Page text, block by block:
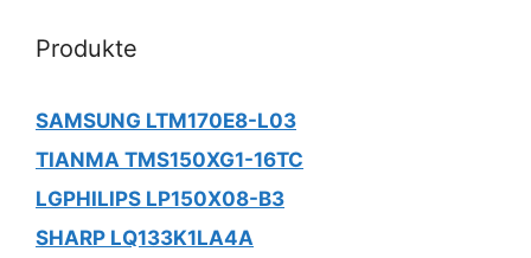
Produkte
SAMSUNG LTM170E8-L03
TIANMA TMS150XG1-16TC
LGPHILIPS LP150X08-B3
SHARP LQ133K1LA4A